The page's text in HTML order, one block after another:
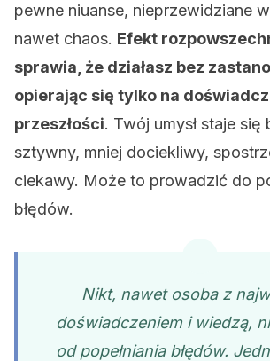
pewne niuanse, nieprzewidziane
nawet chaos. Efekt
sprawia, że działasz bez
opierając się tylko na
przeszłości. Twój umysł staje się
sztywny, mniej dociekliwy,
ciekawy. Może to prowadzić do
błędów.
Nikt, nawet osoba z
doświadczeniem i wiedzą,
od popełniania błędów.